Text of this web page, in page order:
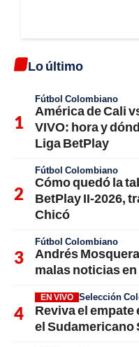
Lo último
Fútbol Colombiano
América de Cali
VIVO: hora y
Liga BetPlay
Fútbol Colombiano
Cómo quedó la
BetPlay II-2026,
Chicó
Fútbol Colombiano
Andrés
malas noticias
EN VIVO Selección
Reviva el empate
el Sudamericano